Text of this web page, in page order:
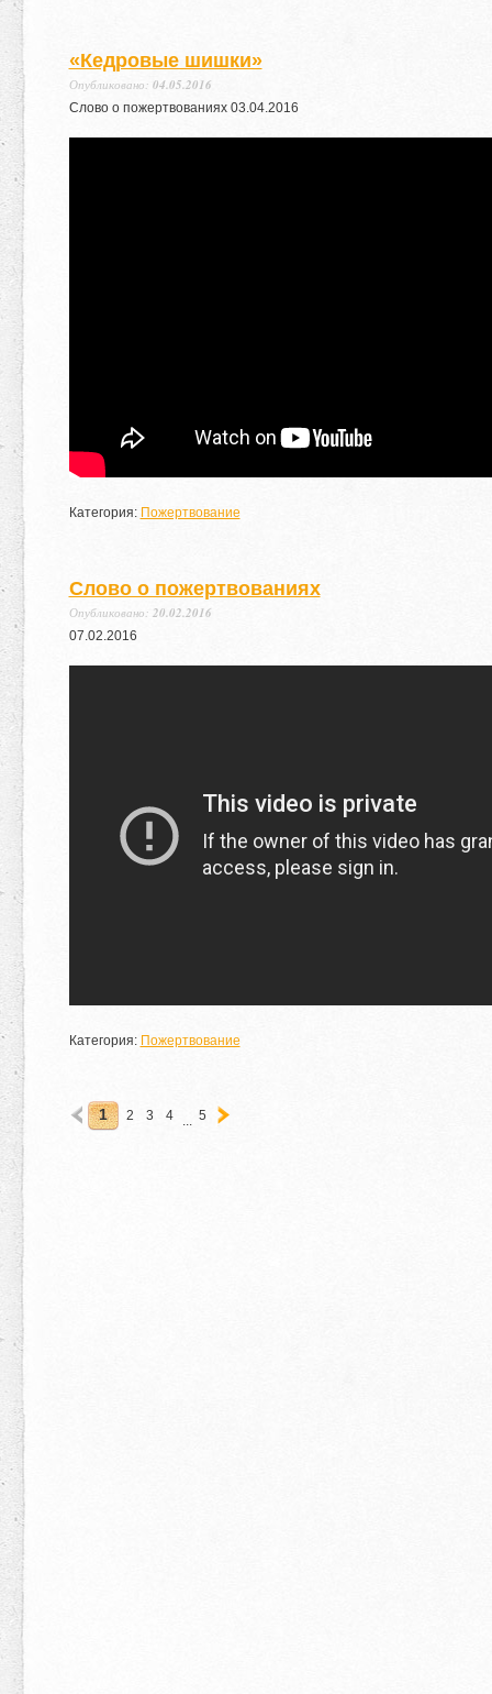
«Кедровые шишки»
Опубликовано: 04.05.2016
Слово о пожертвованиях 03.04.2016
Категория: Пожертвование
Слово о пожертвованиях
Опубликовано: 20.02.2016
07.02.2016
Категория: Пожертвование
1 2 3 4 ... 5